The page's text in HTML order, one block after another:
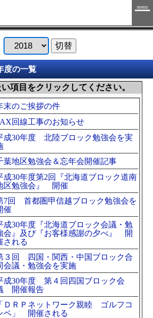
menu
度の一覧
項目をクリックしてください。
末のご挨拶の件
回線工事のお知らせ
成30年度 北陸ブロック勉強会を実
葉地区勉強会＆忘年会開催記事
成30年度第2回『北海道ブロック道南
区勉強会』 開催
7回 首都圏甲信越ブロック勉強会を
催
成30年度『北海道ブロック会議・勉
会』及び『お客様感謝の夕べ』 開
される
３回 四国・関西・中国ブロック合
会議・勉強会を実施
成30年度 第４回四国ブロック会
開催報告
「ＤＲＰネットワーク親睦 ゴルフコ
ペ」 開催される